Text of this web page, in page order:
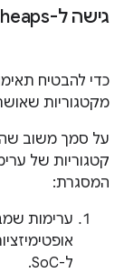
גישה ל-heaps של ספקים מקוד המסגרת
מקטגוריות
קטגוריות של
המסגרת:
ערימות
ל-SoC.